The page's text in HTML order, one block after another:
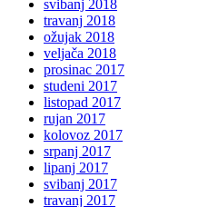
svibanj 2018
travanj 2018
ožujak 2018
veljača 2018
prosinac 2017
studeni 2017
listopad 2017
rujan 2017
kolovoz 2017
srpanj 2017
lipanj 2017
svibanj 2017
travanj 2017